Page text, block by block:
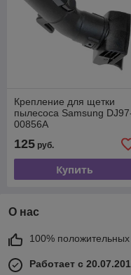
Крепление для щетки
пылесоса Samsung
00856A
125 руб.
Купить
О нас
100% положительных
Работает с